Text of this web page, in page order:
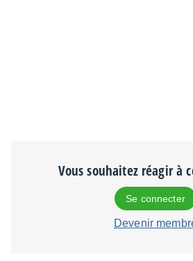
Vous souhaitez réagir à
Se connecter
Devenir